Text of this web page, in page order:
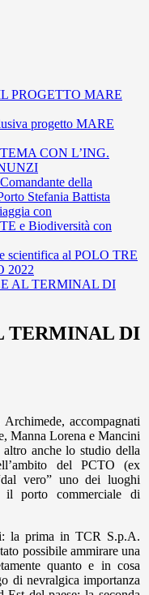
PROGETTO MARE
progetto MARE
CON L’ING.
della
Stefania Battista
con
e Biodiversità con
scientifica al POLO TRE
2022
AL TERMINAL DI
TERMINAL DI
accompagnati
Manna Lorena e Mancini
anche lo studio della
del PCTO (ex
vero” uno dei luoghi
porto commerciale di
la prima in TCR S.p.A.
possibile ammirare una
quanto e in cosa
di nevralgica importanza